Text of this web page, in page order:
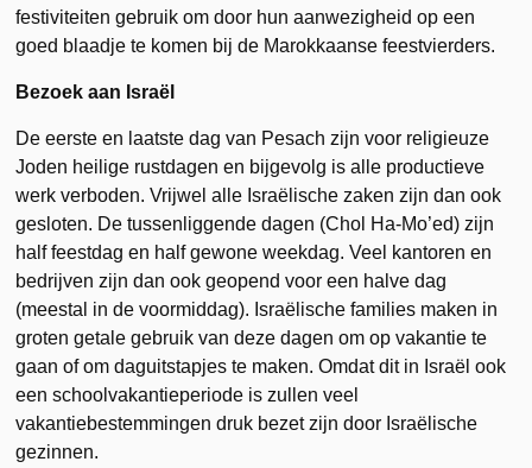
festiviteiten gebruik om door hun aanwezigheid op een
goed blaadje te komen bij de Marokkaanse feestvierders.
Bezoek aan Israël
De eerste en laatste dag van Pesach zijn voor religieuze
Joden heilige rustdagen en bijgevolg is alle productieve
werk verboden. Vrijwel alle Israëlische zaken zijn dan ook
gesloten. De tussenliggende dagen (Chol Ha-Mo’ed) zijn
half feestdag en half gewone weekdag. Veel kantoren en
bedrijven zijn dan ook geopend voor een halve dag
(meestal in de voormiddag). Israëlische families maken in
groten getale gebruik van deze dagen om op vakantie te
gaan of om daguitstapjes te maken. Omdat dit in Israël ook
een schoolvakantieperiode is zullen veel
vakantiebestemmingen druk bezet zijn door Israëlische
gezinnen.